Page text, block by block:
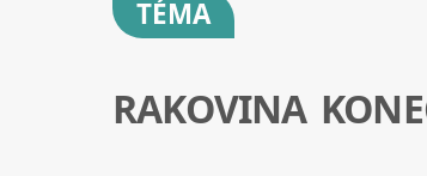
TÉMA
RAKOVINA